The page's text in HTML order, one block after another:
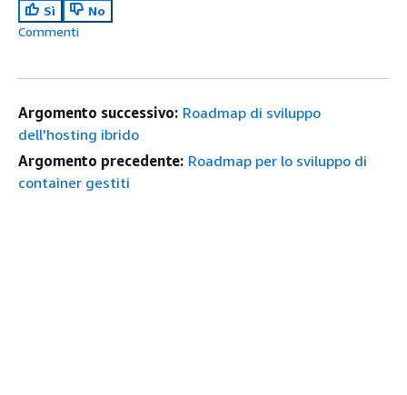
Sì
No
Commenti
Argomento successivo: Roadmap di sviluppo
dell'hosting ibrido
Argomento precedente: Roadmap per lo sviluppo di
container gestiti